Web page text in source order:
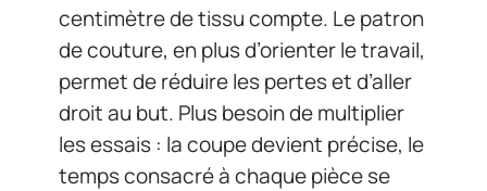
centimètre de tissu compte. Le patron
de couture, en plus d’orienter le travail,
permet de réduire les pertes et d’aller
droit au but. Plus besoin de multiplier
les essais : la coupe devient précise, le
temps consacré à chaque pièce se